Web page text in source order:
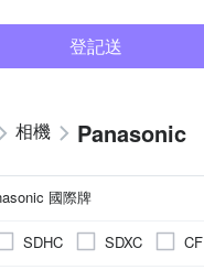
登記送
相機 Panasonic
國際牌
SDHC SDXC CF